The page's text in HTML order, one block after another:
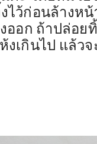
ไว้ก่อนล้างห
ออก ถ้าปล่อย
งเกินไป แล้วจ